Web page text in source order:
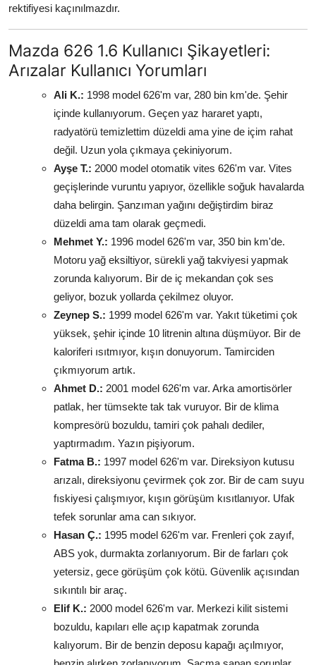
rektifiyesi kaçınılmazdır.
Mazda 626 1.6 Kullanıcı Şikayetleri:
Arızalar Kullanıcı Yorumları
Ali K.: 1998 model 626'm var, 280 bin km'de. Şehir
içinde kullanıyorum. Geçen yaz hararet yaptı,
radyatörü temizlettim düzeldi ama yine de içim rahat
değil. Uzun yola çıkmaya çekiniyorum.
Ayşe T.: 2000 model otomatik vites 626'm var. Vites
geçişlerinde vuruntu yapıyor, özellikle soğuk havalarda
daha belirgin. Şanzıman yağını değiştirdim biraz
düzeldi ama tam olarak geçmedi.
Mehmet Y.: 1996 model 626'm var, 350 bin km'de.
Motoru yağ eksiltiyor, sürekli yağ takviyesi yapmak
zorunda kalıyorum. Bir de iç mekandan çok ses
geliyor, bozuk yollarda çekilmez oluyor.
Zeynep S.: 1999 model 626'm var. Yakıt tüketimi çok
yüksek, şehir içinde 10 litrenin altına düşmüyor. Bir de
kaloriferi ısıtmıyor, kışın donuyorum. Tamirciden
çıkmıyorum artık.
Ahmet D.: 2001 model 626'm var. Arka amortisörler
patlak, her tümsekte tak tak vuruyor. Bir de klima
kompresörü bozuldu, tamiri çok pahalı dediler,
yaptırmadım. Yazın pişiyorum.
Fatma B.: 1997 model 626'm var. Direksiyon kutusu
arızalı, direksiyonu çevirmek çok zor. Bir de cam suyu
fıskiyesi çalışmıyor, kışın görüşüm kısıtlanıyor. Ufak
tefek sorunlar ama can sıkıyor.
Hasan Ç.: 1995 model 626'm var. Frenleri çok zayıf,
ABS yok, durmakta zorlanıyorum. Bir de farları çok
yetersiz, gece görüşüm çok kötü. Güvenlik açısından
sıkıntılı bir araç.
Elif K.: 2000 model 626'm var. Merkezi kilit sistemi
bozuldu, kapıları elle açıp kapatmak zorunda
kalıyorum. Bir de benzin deposu kapağı açılmıyor,